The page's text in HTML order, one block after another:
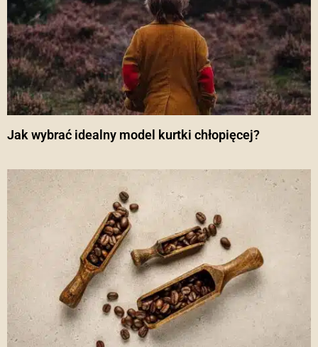
Jak wybrać idealny model kurtki chłopięcej?